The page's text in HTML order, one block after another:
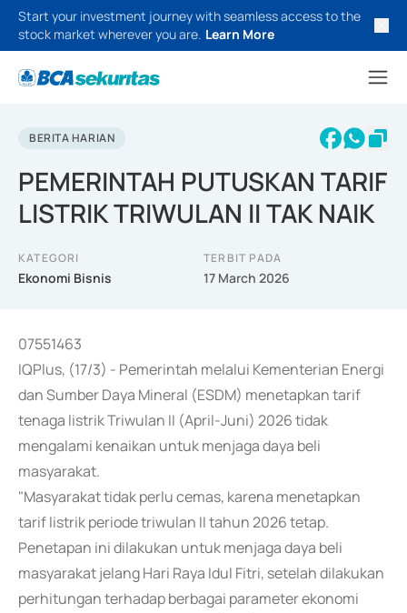
Start your investment journey with seamless access to the
stock market wherever you are. Learn More
BERITA HARIAN
PEMERINTAH PUTUSKAN TARIF
LISTRIK TRIWULAN II TAK NAIK
KATEGORI
Ekonomi Bisnis
TERBIT PADA
17 March 2026
07551463
IQPlus, (17/3) - Pemerintah melalui Kementerian Energi
dan Sumber Daya Mineral (ESDM) menetapkan tarif
tenaga listrik Triwulan II (April-Juni) 2026 tidak
mengalami kenaikan untuk menjaga daya beli
masyarakat.
"Masyarakat tidak perlu cemas, karena menetapkan
tarif listrik periode triwulan II tahun 2026 tetap.
Penetapan ini dilakukan untuk menjaga daya beli
masyarakat jelang Hari Raya Idul Fitri, setelah dilakukan
perhitungan terhadap berbagai parameter ekonomi